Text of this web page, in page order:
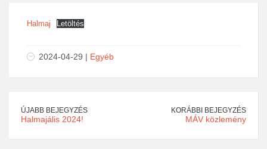
Halmaj Letöltés
2024-04-29 | Egyéb
ÚJABB BEJEGYZÉS
Halmajális 2024!
KORÁBBI BEJEGYZÉS
MÁV közlemény